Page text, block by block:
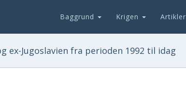
Baggrund Krigen Artikler
ex-Jugoslavien fra perioden 1992 til idag